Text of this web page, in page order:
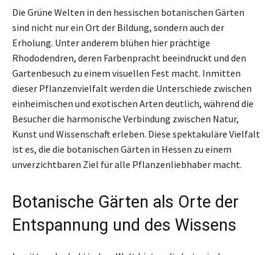
Die Grüne Welten in den hessischen botanischen Gärten
sind nicht nur ein Ort der Bildung, sondern auch der
Erholung. Unter anderem blühen hier prächtige
Rhododendren, deren Farbenpracht beeindruckt und den
Gartenbesuch zu einem visuellen Fest macht. Inmitten
dieser Pflanzenvielfalt werden die Unterschiede zwischen
einheimischen und exotischen Arten deutlich, während die
Besucher die harmonische Verbindung zwischen Natur,
Kunst und Wissenschaft erleben. Diese spektakuläre Vielfalt
ist es, die die botanischen Gärten in Hessen zu einem
unverzichtbaren Ziel für alle Pflanzenliebhaber macht.
Botanische Gärten als Orte der
Entspannung und des Wissens